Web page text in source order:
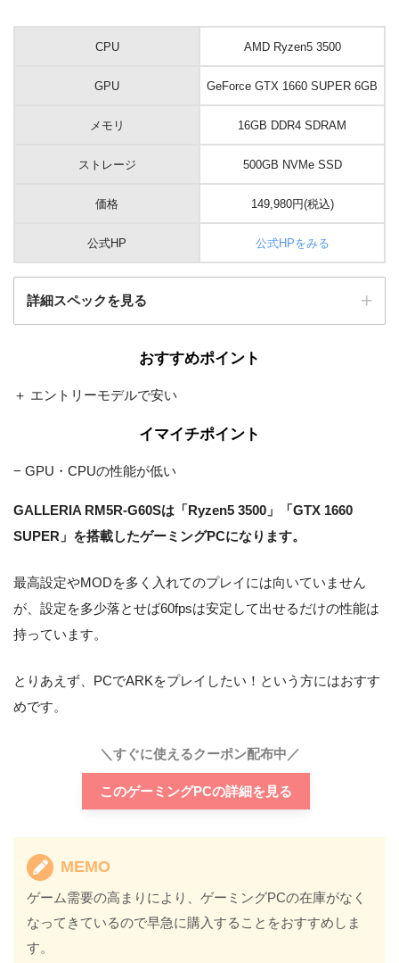
CPU AMD Ryzen5 3500
GPU GeForce GTX 1660 SUPER 6GB
メモリ 16GB DDR4 SDRAM
ストレージ 500GB NVMe SSD
価格 149,980円(税込)
公式HP 公式HPをみる
詳細スペックを見る
Windows 10 Home 64ビット
無線LAN なし
おすすめポイント
＋ エントリーモデルで安い
イマイチポイント
− GPU・CPUの性能が低い
GALLERIA RM5R-G60Sは「Ryzen5 3500」「GTX 1660
SUPER」を搭載したゲーミングPCになります。
最高設定やMODを多く入れてのプレイには向いていません
が、設定を多少落とせば60fpsは安定して出せるだけの性能は
持っています。
とりあえず、PCでARKをプレイしたい！という方にはおすす
めです。
＼すぐに使えるクーポン配布中／
このゲーミングPCの詳細を見る
MEMO
ゲーム需要の高まりにより、ゲーミングPCの在庫がなく
なってきているので早急に購入することをおすすめしま
す。